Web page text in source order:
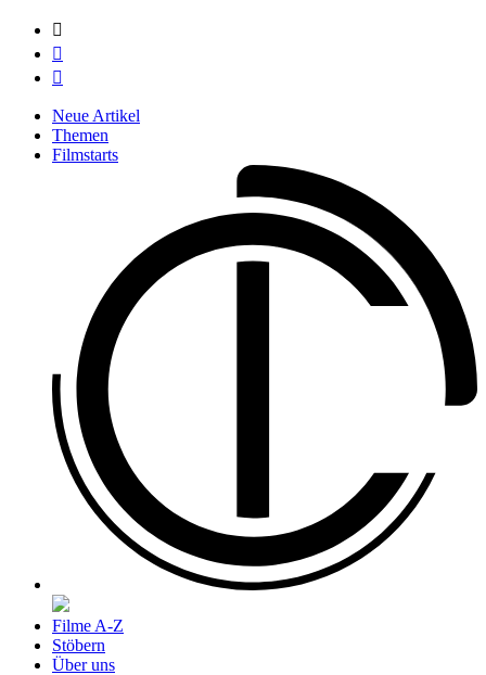



Neue Artikel
Themen
Filmstarts
Filme A-Z
Stöbern
Über uns